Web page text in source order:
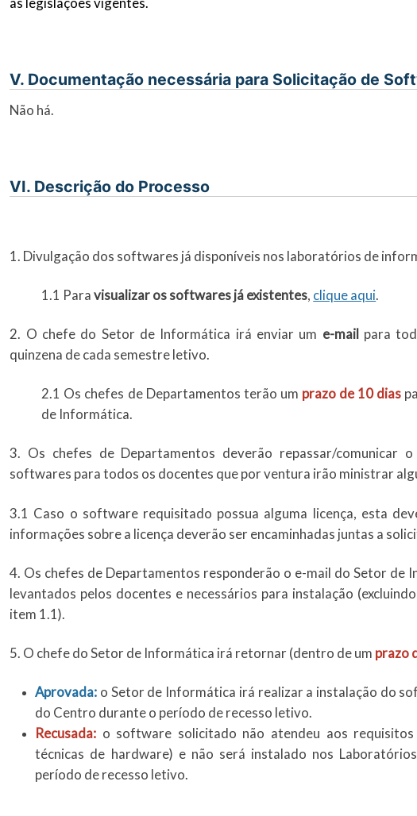
V. Documentação necessária para Solicitação de
Não há.
VI. Descrição do Processo
1. Divulgação dos softwares já disponíveis nos laboratórios de
1.1 Paravisualizar os softwares já existentes, clique aqui.
2. O chefe do Setor de Informática irá enviar um e-mail para
quinzena de cada semestre letivo.
2.1 Os chefes de Departamentos terão um prazo de 10 dias
de Informática.
3. Os chefes de Departamentos deverão repassar/comunicar
softwares para todos os docentes que por ventura irão ministrar
3.1 Caso o software requisitado possua alguma licença, esta
informações sobre a licença deverão ser encaminhadas juntas a
4. Os chefes de Departamentos responderão o e-mail do Setor
levantados pelos docentes e necessários para instalação
item 1.1).
5. O chefe do Setor de Informática irá retornar (dentro de um prazo
Aprovada: o Setor de Informática irá realizar a instalação do
do Centro durante o período de recesso letivo.
Recusada: o software solicitado não atendeu aos requisitos
técnicas de hardware) e não será instalado nos
período de recesso letivo.